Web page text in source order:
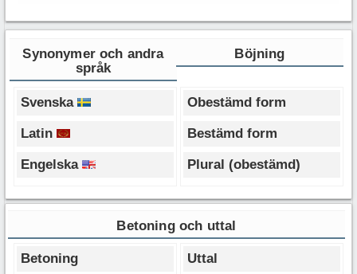
Synonymer och andra
språk
Böjning
Svenska
Latin
Engelska
Obestämd form
Bestämd form
Plural (obestämd)
Betoning och uttal
Betoning Uttal